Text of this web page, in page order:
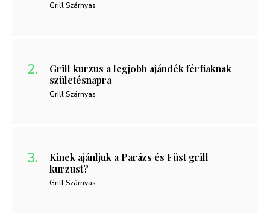
Grill Szárnyas
Grill kurzus a legjobb ajándék férfiaknak
születésnapra
Grill Szárnyas
Kinek ajánljuk a Parázs és Füst grill
kurzust?
Grill Szárnyas